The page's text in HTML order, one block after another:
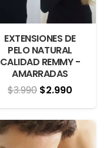
EXTENSIONES DE
PELO NATURAL
CALIDAD REMMY -
AMARRADAS
$3.990 El
precio
original
era:
$2.990
precio
actual
es: